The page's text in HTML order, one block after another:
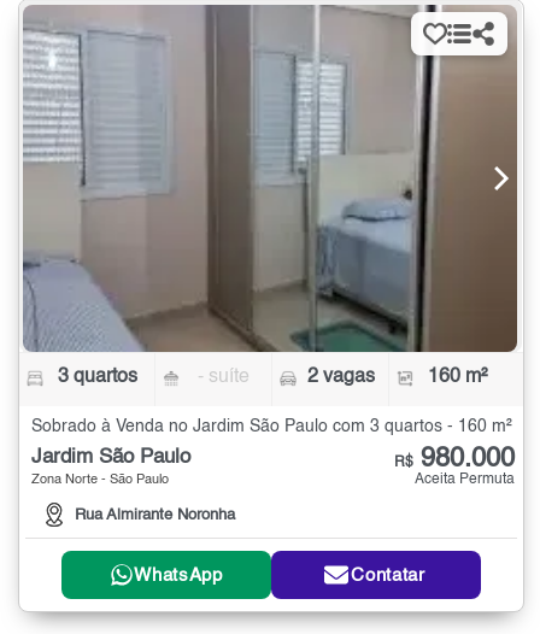
3 quartos - suíte 2 vagas 160 m²
Sobrado à Venda no Jardim São Paulo com 3 quartos - 160 m²
Jardim São Paulo
Zona Norte - São Paulo
Rua Almirante Noronha
R$ 980.000
Aceita Permuta
WhatsApp Contatar